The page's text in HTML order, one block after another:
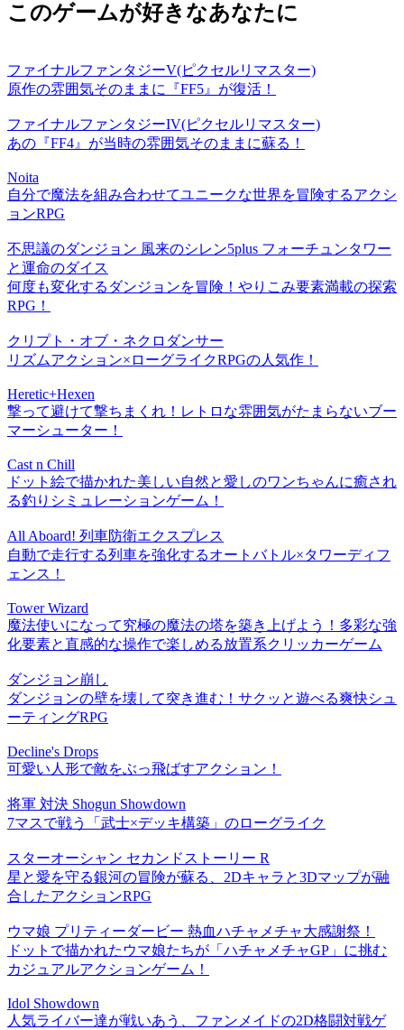
このゲームが好きなあなたに
ファイナルファンタジーV(ピクセルリマスター)
原作の雰囲気そのままに『FF5』が復活！
ファイナルファンタジーIV(ピクセルリマスター)
あの『FF4』が当時の雰囲気そのままに蘇る！
Noita
自分で魔法を組み合わせてユニークな世界を冒険するアクシ
ョンRPG
不思議のダンジョン 風来のシレン5plus フォーチュンタワー
と運命のダイス
何度も変化するダンジョンを冒険！やりこみ要素満載の探索
RPG！
クリプト・オブ・ネクロダンサー
リズムアクション×ローグライクRPGの人気作！
Heretic+Hexen
撃って避けて撃ちまくれ！レトロな雰囲気がたまらないブー
マーシューター！
Cast n Chill
ドット絵で描かれた美しい自然と愛しのワンちゃんに癒され
る釣りシミュレーションゲーム！
All Aboard! 列車防衛エクスプレス
自動で走行する列車を強化するオートバトル×タワーディフ
ェンス！
Tower Wizard
魔法使いになって究極の魔法の塔を築き上げよう！多彩な強
化要素と直感的な操作で楽しめる放置系クリッカーゲーム
ダンジョン崩し
ダンジョンの壁を壊して突き進む！サクッと遊べる爽快シュ
ーティングRPG
Decline's Drops
可愛い人形で敵をぶっ飛ばすアクション！
将軍 対決 Shogun Showdown
7マスで戦う「武士×デッキ構築」のローグライク
スターオーシャン セカンドストーリー R
星と愛を守る銀河の冒険が蘇る、2Dキャラと3Dマップが融
合したアクションRPG
ウマ娘 プリティーダービー 熱血ハチャメチャ大感謝祭！
ドットで描かれたウマ娘たちが「ハチャメチャGP」に挑む
カジュアルアクションゲーム！
Idol Showdown
人気ライバー達が戦いあう、ファンメイドの2D格闘対戦ゲ